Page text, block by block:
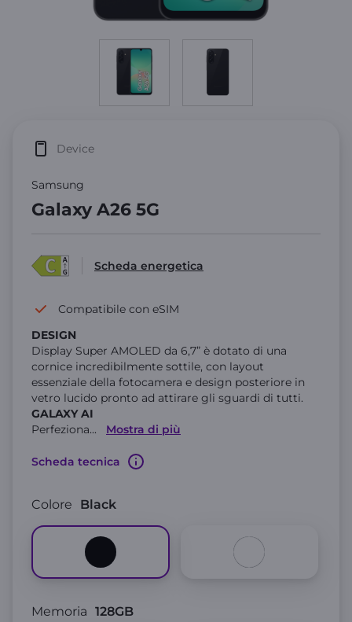
Samsung
Galaxy A26 5G
Device
Scheda energetica
Compatibile con eSIM
DESIGN
Display Super AMOLED da 6,7” è dotato di una
cornice incredibilmente sottile, con layout
essenziale della fotocamera e design posteriore in
vetro lucido pronto ad attirare gli sguardi di tutti.
GALAXY AI
Perfeziona... Mostra di più
Scheda tecnica
Memoria 128GB
Colore Black